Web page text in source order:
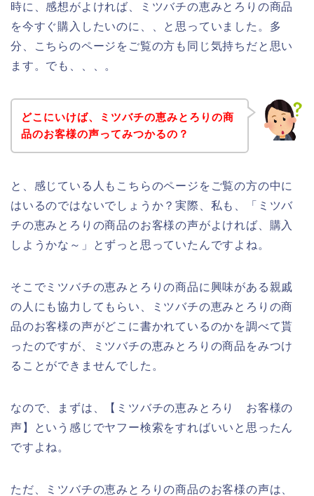
時に、感想がよければ、ミツバチの恵みとろりの商品
を今すぐ購入したいのに、、と思っていました。多
分、こちらのページをご覧の方も同じ気持ちだと思い
ます。でも、、、。
どこにいけば、ミツバチの恵みとろりの商
品のお客様の声ってみつかるの？
と、感じている人もこちらのページをご覧の方の中に
はいるのではないでしょうか？実際、私も、「ミツバ
チの恵みとろりの商品のお客様の声がよければ、購入
しようかな～」とずっと思っていたんですよね。
そこでミツバチの恵みとろりの商品に興味がある親戚
の人にも協力してもらい、ミツバチの恵みとろりの商
品のお客様の声がどこに書かれているのかを調べて貰
ったのですが、ミツバチの恵みとろりの商品をみつけ
ることができませんでした。
なので、まずは、【ミツバチの恵みとろり お客様の
声】という感じでヤフー検索をすればいいと思ったん
ですよね。
ただ、ミツバチの恵みとろりの商品のお客様の声は、